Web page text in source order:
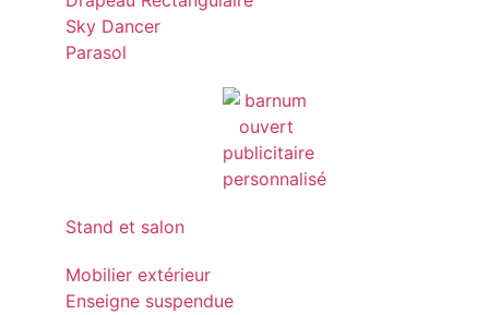
Sky Dancer
Parasol
Stand et salon
Mobilier extérieur
Enseigne suspendue